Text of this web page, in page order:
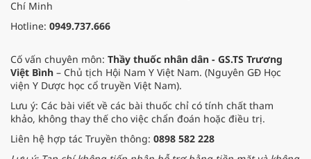
Chí Minh
Hotline: 0949.737.666
Cố vấn chuyên môn: Thầy thuốc nhân dân - GS.TS Trương
Việt Bình – Chủ tịch Hội Nam Y Việt Nam. (Nguyên GĐ Học
viện Y Dược học cổ truyền Việt Nam).
Lưu ý: Các bài viết về các bài thuốc chỉ có tính chất tham
khảo, không thay thế cho việc chẩn đoán hoặc điều trị.
Liên hệ hợp tác Truyền thông: 0898 582 228